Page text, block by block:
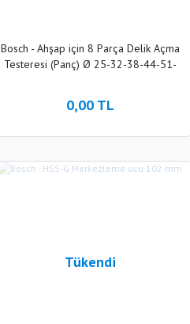
Bosch - Ahşap için 8 Parça Delik Açma
Testeresi (Panç) Ø 25-32-38-44-51-
0,00 TL
Tükendi